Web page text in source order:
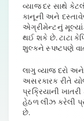
વ્યાજ દર સાથે
કાનૂની અને
એગ્રીમેન્ટનું
થઈ શકે છે. ટાટા
શુલ્કને સ્પષ્ટપણે
લાગુ વ્યાજ દરો
અસરકારક રીતે
પ્રક્રિયાની
હેઠળ લીઝ કરેલી
છે.